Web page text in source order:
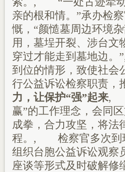
亲的根和情。”承办检
慨，“颜慥墓周边环境
用，墓埕开裂、涉台文
穿过才能走到墓地边
到位的情形，致使社会
行公益诉讼检察职责，
力，让保护“强”起来,
赢”的工作理念，会同
成拳，合力攻坚，将法
程。, 检察官多次到
组织台胞公益诉讼观察
座谈等形式及时破解修